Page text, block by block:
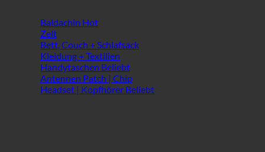
Baldachin
Zelt
Bett, Couch + Schlafsack
Kleidung + Textilien
Handytaschen
Antennen Patch | Chip
Headset | Kopfhörer